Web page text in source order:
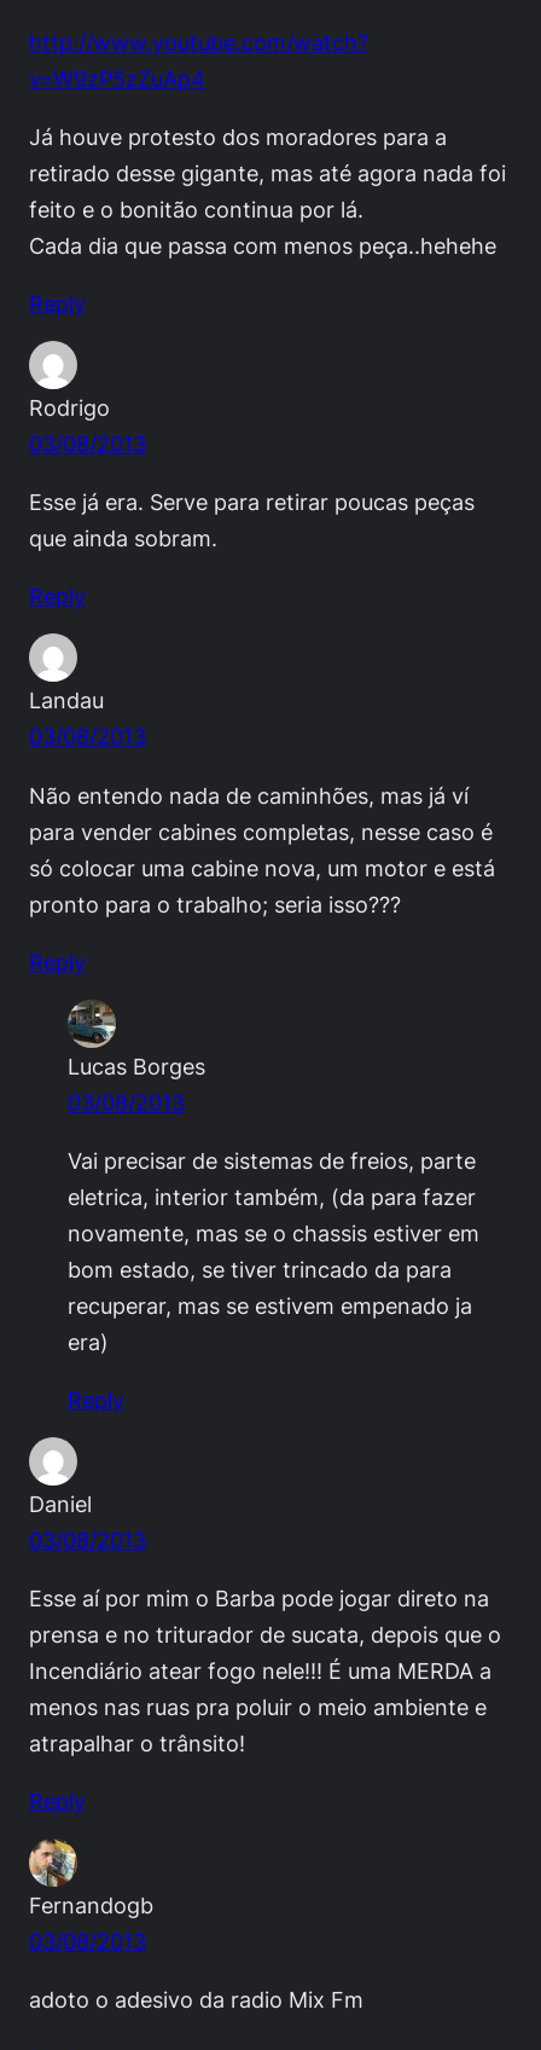
http://www.youtube.com/watch?
v=W9zP5zZuAp4
Já houve protesto dos moradores para a
retirado desse gigante, mas até agora nada foi
feito e o bonitão continua por lá.
Cada dia que passa com menos peça..hehehe
Reply
Rodrigo
03/08/2013
Esse já era. Serve para retirar poucas peças
que ainda sobram.
Reply
Landau
03/08/2013
Não entendo nada de caminhões, mas já ví
para vender cabines completas, nesse caso é
só colocar uma cabine nova, um motor e está
pronto para o trabalho; seria isso???
Reply
Lucas Borges
03/08/2013
Vai precisar de sistemas de freios, parte
eletrica, interior também, (da para fazer
novamente, mas se o chassis estiver em
bom estado, se tiver trincado da para
recuperar, mas se estivem empenado ja
era)
Reply
Daniel
03/08/2013
Esse aí por mim o Barba pode jogar direto na
prensa e no triturador de sucata, depois que o
Incendiário atear fogo nele!!! É uma MERDA a
menos nas ruas pra poluir o meio ambiente e
atrapalhar o trânsito!
Reply
Fernandogb
03/08/2013
adoto o adesivo da radio Mix Fm